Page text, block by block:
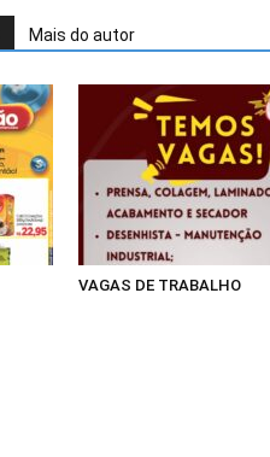
Mais do autor
VAGAS DE TRABALHO